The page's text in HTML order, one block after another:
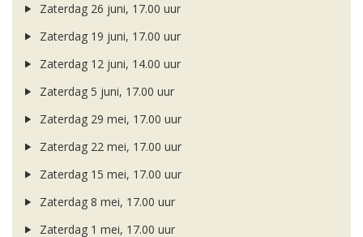
Zaterdag 26 juni, 17.00 uur
Zaterdag 19 juni, 17.00 uur
Zaterdag 12 juni, 14.00 uur
Zaterdag 5 juni, 17.00 uur
Zaterdag 29 mei, 17.00 uur
Zaterdag 22 mei, 17.00 uur
Zaterdag 15 mei, 17.00 uur
Zaterdag 8 mei, 17.00 uur
Zaterdag 1 mei, 17.00 uur